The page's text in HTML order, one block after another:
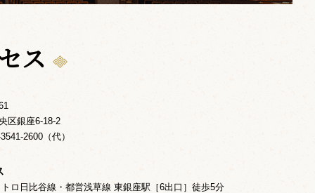
ス
区銀座6-18-2
2600（代）
ロ日比谷線・都営浅草線 東銀座駅［6出口］徒歩5分